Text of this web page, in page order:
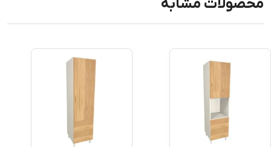
محصولات مشابه